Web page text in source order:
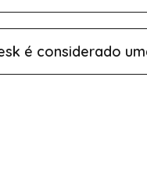
é considerado